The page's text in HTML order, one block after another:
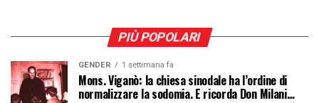
PIÙ POPOLARI
GENDER 1 settimana fa
Mons. Viganò: la chiesa sinodale ha l’ordine di
normalizzare la sodomia. E ricorda Don Milani…